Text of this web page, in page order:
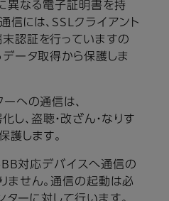
異なる電子証明書を持
信には、SSLクライアント
認証を行っていますの
データ取得から保護しま
への通信は、
、盗聴・改ざん・なりす
護します。
対応デバイスへ通信の
ません。通信の起動は必